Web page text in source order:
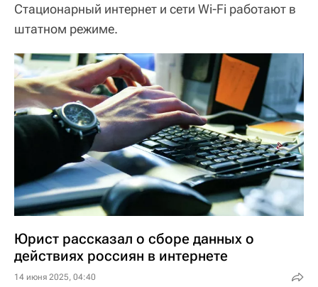
Стационарный интернет и сети Wi-Fi работают в
штатном режиме.
Юрист рассказал о сборе данных о
действиях россиян в интернете
14 июня 2025, 04:40